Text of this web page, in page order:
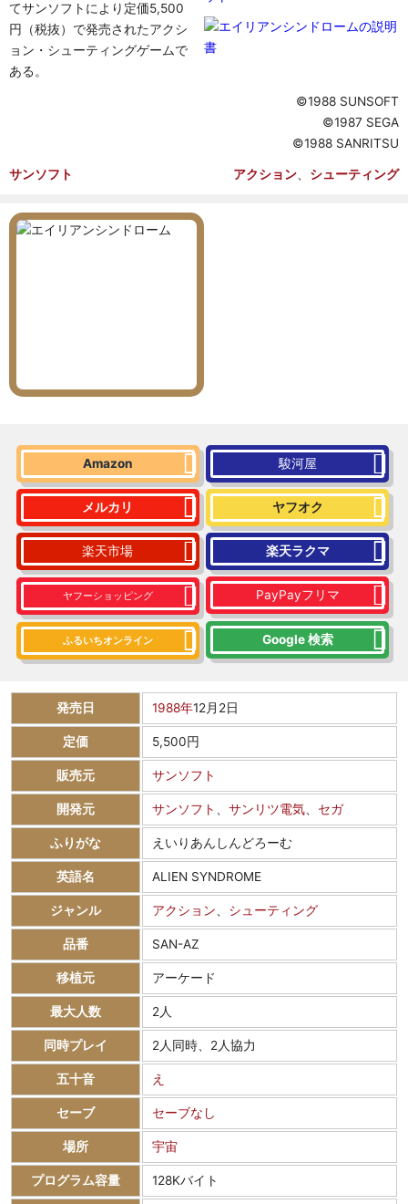
てサンソフトにより定価5,500
円（税抜）で発売されたアクシ
ョン・シューティングゲームで
ある。
©1988 SUNSOFT
©1987 SEGA
©1988 SANRITSU
サンソフト アクション シューティング
Amazon 駿河屋
メルカリ ヤフオク
楽天市場 楽天ラクマ
ヤフーショッピング PayPayフリマ
ふるいちオンライン Google 検索
発売日 1988年12月2日
定価 5,500円
販売元 サンソフト
開発元 サンソフト サンリツ電気 セガ
ふりがな えいりあんしんどろーむ
英語名 ALIEN SYNDROME
ジャンル アクション シューティング
品番 SAN-AZ
移植元 アーケード
最大人数 2人
同時プレイ 2人同時、2人協力
五十音 え
セーブ セーブなし
場所 宇宙
プログラム容量 128Kバイト